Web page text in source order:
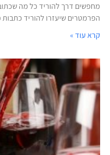
מחפשים דרך להוריד כל מה
הפרמטרים שיעזרו להוריד
קרא עוד »